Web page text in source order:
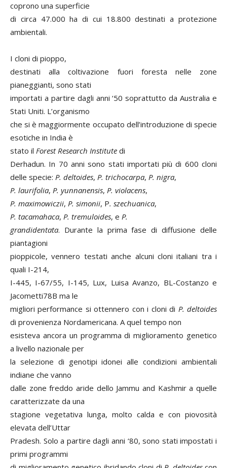
coprono una superficie
di circa 47.000 ha di cui 18.800 destinati a protezione
ambientali.
I cloni di pioppo,
destinati alla coltivazione fuori foresta nelle zone
pianeggianti, sono stati
importati a partire dagli anni ‘50 soprattutto da Australia e
Stati Uniti. L’organismo
che si è maggiormente occupato dell’introduzione di specie
esotiche in India è
stato il Forest Research Institute di
Derhadun. In 70 anni sono stati importati più di 600 cloni
delle specie: P. deltoides, P. trichocarpa, P. nigra,
P. laurifolia, P. yunnanensis, P. violacens,
P. maximowiczii, P. simonii, P. szechuanica,
P. tacamahaca, P. tremuloides, e P.
grandidentata. Durante la prima fase di diffusione delle
piantagioni
pioppicole, vennero testati anche alcuni cloni italiani tra i
quali I-214,
I-445, I-67/55, I-145, Lux, Luisa Avanzo, BL-Costanzo e
Jacometti78B ma le
migliori performance si ottennero con i cloni di P. deltoides
di provenienza Nordamericana. A quel tempo non
esisteva ancora un programma di miglioramento genetico
a livello nazionale per
la selezione di genotipi idonei alle condizioni ambientali
indiane che vanno
dalle zone freddo aride dello Jammu and Kashmir a quelle
caratterizzate da una
stagione vegetativa lunga, molto calda e con piovosità
elevata dell’Uttar
Pradesh. Solo a partire dagli anni ‘80, sono stati impostati i
primi programmi